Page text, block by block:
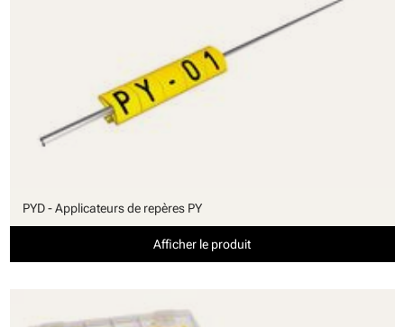
PYD - Applicateurs de repères PY
Afficher le produit